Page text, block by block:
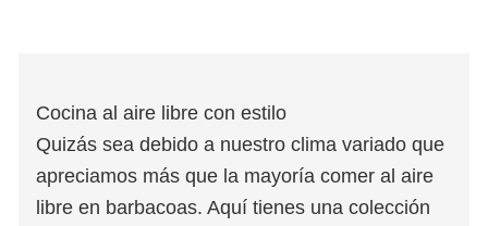
Cocina al aire libre con estilo
Quizás sea debido a nuestro clima variado que
apreciamos más que la mayoría comer al aire
libre en barbacoas. Aquí tienes una colección